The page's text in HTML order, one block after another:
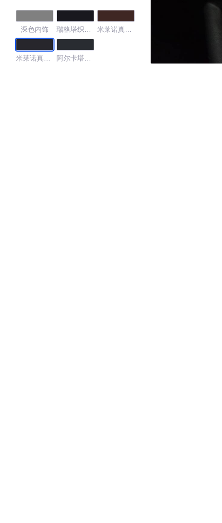
深色内饰
瑞格塔织物
米莱诺真皮
米莱诺真皮
阿尔卡塔纳